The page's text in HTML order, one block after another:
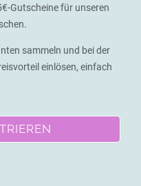
Gutscheine für unseren
sammeln und bei der
einlösen, einfach